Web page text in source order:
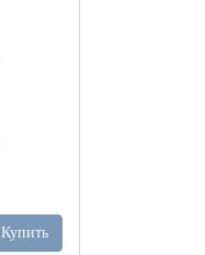
Купить